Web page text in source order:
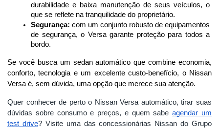
durabilidade e baixa manutenção de seus veículos, o
que se reflete na tranquilidade do proprietário.
Segurança: com um conjunto robusto de equipamentos
de segurança, o Versa garante proteção para todos a
bordo.
Se você busca um sedan automático que combine economia,
conforto, tecnologia e um excelente custo-benefício, o Nissan
Versa é, sem dúvida, uma opção que merece sua atenção.
Quer conhecer de perto o Nissan Versa automático, tirar suas
dúvidas sobre consumo e preços, e quem sabeagendar um
test drive? Visite uma das concessionárias Nissan do Grupo